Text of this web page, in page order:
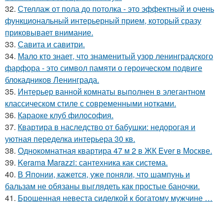
32. Стеллаж от пола до потолка - это эффектный и очень
функциональный интерьерный прием, который сразу
приковывает внимание.
33. Савита и савитри.
34. Мало кто знает, что знаменитый узор ленинградского
фарфора - это символ памяти о героическом подвиге
блокадников Ленинграда.
35. Интерьер ванной комнаты выполнен в элегантном
классическом стиле с современными нотками.
36. Караоке клуб философия.
37. Квартира в наследство от бабушки: недорогая и
уютная переделка интерьера 30 кв.
38. Однокомнатная квартира 47 м 2 в ЖК Ever в Москве.
39. Kerama Marazzi: сантехника как система.
40. В Японии, кажется, уже поняли, что шампунь и
бальзам не обязаны выглядеть как простые баночки.
41. Брошенная невеста сиделкой к богатому мужчине …